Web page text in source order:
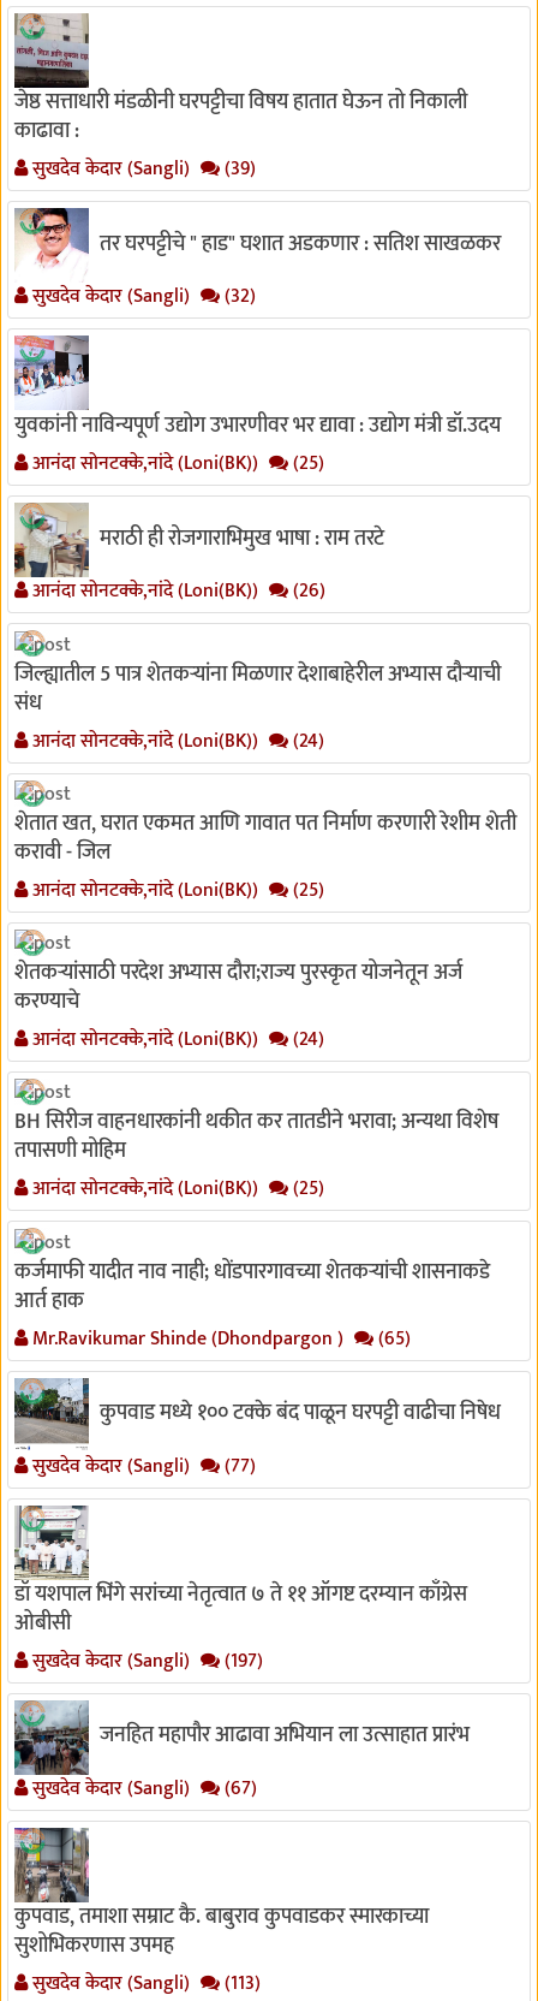
जेष्ठ सत्ताधारी मंडळीनी घरपट्टीचा विषय हातात घेऊन तो निकाली
काढावा :
सुखदेव केदार (Sangli) (39)
तर घरपट्टीचे " हाड" घशात अडकणार : सतिश साखळकर
सुखदेव केदार (Sangli) (32)
युवकांनी नाविन्यपूर्ण उद्योग उभारणीवर भर द्यावा : उद्योग मंत्री डॉ.उदय
आनंदा सोनटक्के,नांदे (Loni(BK)) (25)
मराठी ही रोजगाराभिमुख भाषा : राम तरटे
आनंदा सोनटक्के,नांदे (Loni(BK)) (26)
जिल्ह्यातील 5 पात्र शेतकऱ्यांना मिळणार देशाबाहेरील अभ्यास दौऱ्याची
संध
आनंदा सोनटक्के,नांदे (Loni(BK)) (24)
शेतात खत, घरात एकमत आणि गावात पत निर्माण करणारी रेशीम शेती
करावी - जिल
आनंदा सोनटक्के,नांदे (Loni(BK)) (25)
शेतकऱ्यांसाठी परदेश अभ्यास दौरा;राज्य पुरस्कृत योजनेतून अर्ज
करण्याचे
आनंदा सोनटक्के,नांदे (Loni(BK)) (24)
BH सिरीज वाहनधारकांनी थकीत कर तातडीने भरावा; अन्यथा विशेष
तपासणी मोहिम
आनंदा सोनटक्के,नांदे (Loni(BK)) (25)
कर्जमाफी यादीत नाव नाही; धोंडपारगावच्या शेतकऱ्यांची शासनाकडे
आर्त हाक
Mr.Ravikumar Shinde (Dhondpargon ) (65)
कुपवाड मध्ये १०० टक्के बंद पाळून घरपट्टी वाढीचा निषेध
सुखदेव केदार (Sangli) (77)
डॉ यशपाल भिंगे सरांच्या नेतृत्वात ७ ते ११ ऑगष्ट दरम्यान काँग्रेस
ओबीसी
सुखदेव केदार (Sangli) (197)
जनहित महापौर आढावा अभियान ला उत्साहात प्रारंभ
सुखदेव केदार (Sangli) (67)
कुपवाड, तमाशा सम्राट कै. बाबुराव कुपवाडकर स्मारकाच्या
सुशोभिकरणास उपमह
सुखदेव केदार (Sangli) (113)